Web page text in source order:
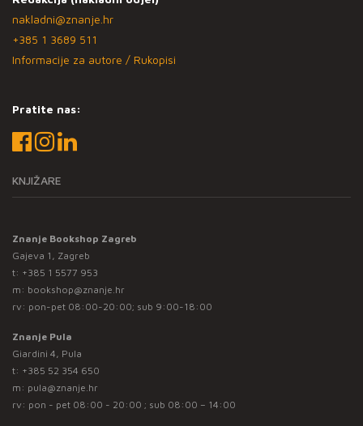
nakladni@znanje.hr
+385 1 3689 511
Informacije za autore / Rukopisi
Pratite nas:
KNJIŽARE
Znanje Bookshop Zagreb
Gajeva 1, Zagreb
t: +385 1 5577 953
m: bookshop@znanje.hr
rv: pon-pet 08:00-20:00; sub 9:00-18:00
Znanje Pula
Giardini 4, Pula
t: +385 52 354 650
m: pula@znanje.hr
rv: pon - pet 08:00 - 20:00 ; sub 08:00 – 14:00